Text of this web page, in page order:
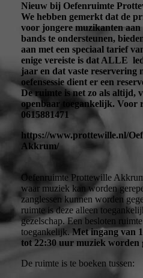
Nieuw bij Oefenruimte
We hebben gemerkt dat de
voor jongere muzikanten aan
bands te ondersteunen,
aan met een speciaal tarief
enige vereiste is dat ALLE
jaar en dat vaste reservering
oefensessie dient er een
De ruimte is net zo als altijd,
openbaar toegankelijk. Voor
0615881471
https://www.prottewille.nl/
Akkrum/
Oefenruimte Prottewille
waar muziek kan worden
zanglessen kunnen worden
ruimte is deze alleen
gezelschap. Een besloten
toegankelijk. Met ingang van
tot 22:30 uur muziek worden
De ruimte is te boeken tussen: